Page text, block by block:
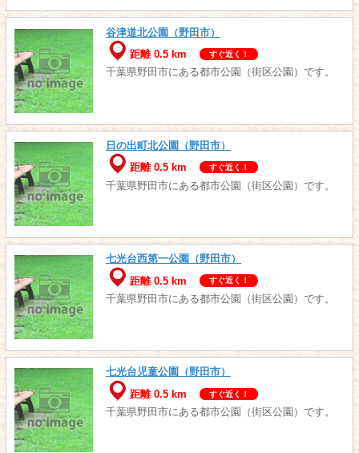
谷津道北公園（野田市）
距離 0.5 km
すぐ近く！
千葉県野田市にある都市公園（街区公園）です。
日の出町北公園（野田市）
距離 0.5 km
すぐ近く！
千葉県野田市にある都市公園（街区公園）です。
七光台西第一公園（野田市）
距離 0.5 km
すぐ近く！
千葉県野田市にある都市公園（街区公園）です。
七光台児童公園（野田市）
距離 0.5 km
すぐ近く！
千葉県野田市にある都市公園（街区公園）です。